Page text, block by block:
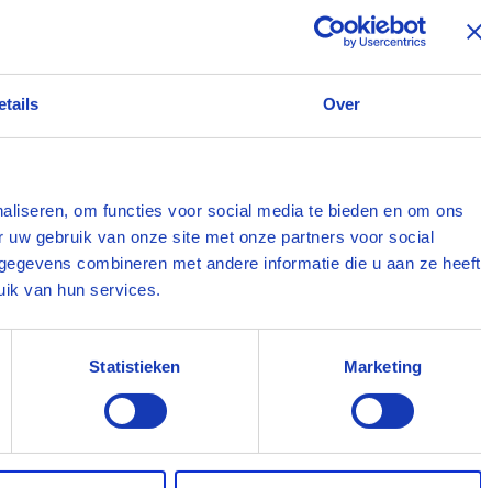
Over
om functies voor social media te bieden en om ons
gebruik van onze site met onze partners voor social
combineren met andere informatie die u aan ze heeft
van hun services.
Statistieken Marketing
jouw sector